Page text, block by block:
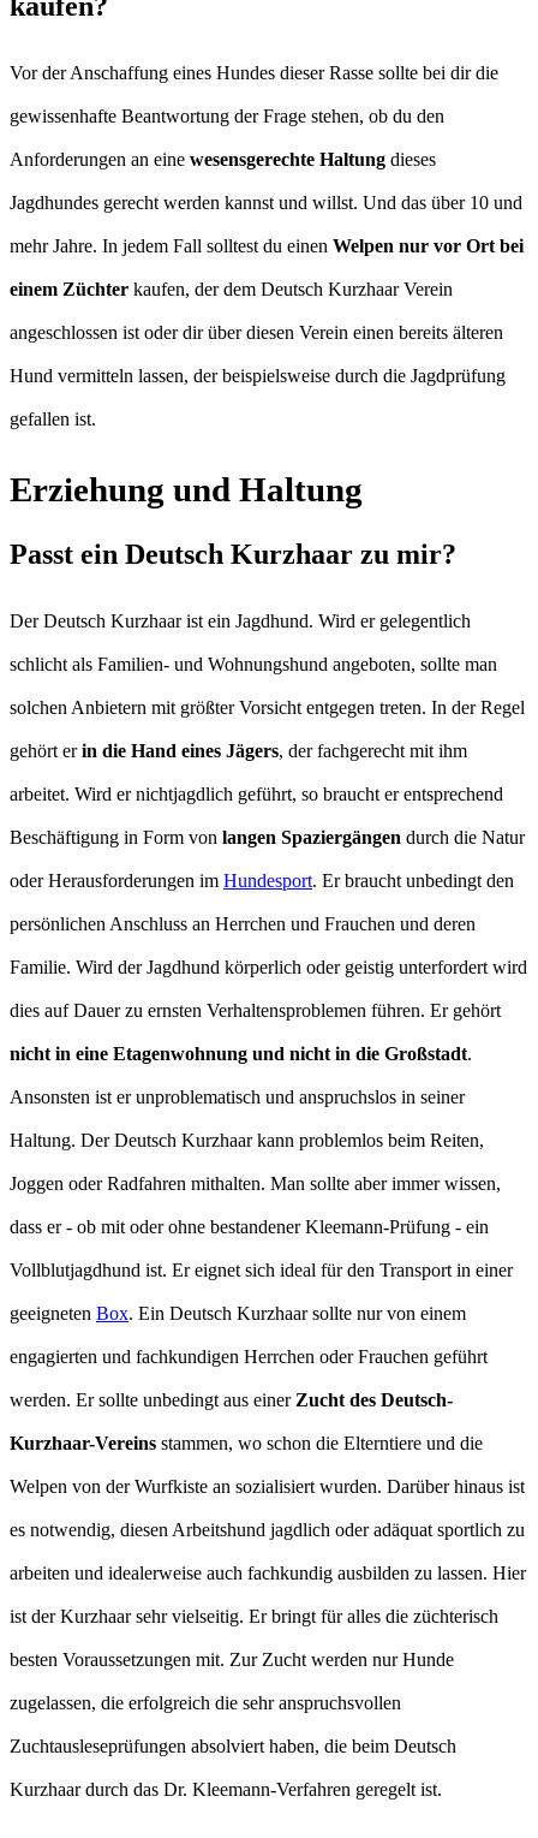
Vor der Anschaffung eines Hundes dieser Rasse sollte bei dir die
gewissenhafte Beantwortung der Frage stehen, ob du den
Anforderungen an eine wesensgerechte Haltung dieses
Jagdhundes gerecht werden kannst und willst. Und das über 10 und
mehr Jahre. In jedem Fall solltest du einen Welpen nur vor Ort bei
einem Züchter kaufen, der dem Deutsch Kurzhaar Verein
angeschlossen ist oder dir über diesen Verein einen bereits älteren
Hund vermitteln lassen, der beispielsweise durch die Jagdprüfung
gefallen ist.
Erziehung und Haltung
Passt ein Deutsch Kurzhaar zu mir?
Der Deutsch Kurzhaar ist ein Jagdhund. Wird er gelegentlich
schlicht als Familien- und Wohnungshund angeboten, sollte man
solchen Anbietern mit größter Vorsicht entgegen treten. In der Regel
gehört erin die Hand eines Jägers, der fachgerecht mit ihm
arbeitet. Wird er nichtjagdlich geführt, so braucht er entsprechend
Beschäftigung in Form von langen Spaziergängen durch die Natur
oder Herausforderungen im Hundesport. Er braucht unbedingt den
persönlichen Anschluss an Herrchen und Frauchen und deren
Familie. Wird der Jagdhund körperlich oder geistig unterfordert wird
dies auf Dauer zu ernsten Verhaltensproblemen führen. Er gehört
nicht in eine Etagenwohnung und nicht in die Großstadt.
Ansonsten ist er unproblematisch und anspruchslos in seiner
Haltung. Der Deutsch Kurzhaar kann problemlos beim Reiten,
Joggen oder Radfahren mithalten. Man sollte aber immer wissen,
dass er - ob mit oder ohne bestandener Kleemann-Prüfung - ein
Vollblutjagdhund ist. Er eignet sich ideal für den Transport in einer
geeigneten Box. Ein Deutsch Kurzhaar sollte nur von einem
engagierten und fachkundigen Herrchen oder Frauchen geführt
werden. Er sollte unbedingt aus einerZucht des Deutsch-
Kurzhaar-Vereins stammen, wo schon die Elterntiere und die
Welpen von der Wurfkiste an sozialisiert wurden. Darüber hinaus ist
es notwendig, diesen Arbeitshund jagdlich oder adäquat sportlich zu
arbeiten und idealerweise auch fachkundig ausbilden zu lassen. Hier
ist der Kurzhaar sehr vielseitig. Er bringt für alles die züchterisch
besten Voraussetzungen mit. Zur Zucht werden nur Hunde
zugelassen, die erfolgreich die sehr anspruchsvollen
Zuchtausleseprüfungen absolviert haben, die beim Deutsch
Kurzhaar durch das Dr. Kleemann-Verfahren geregelt ist.